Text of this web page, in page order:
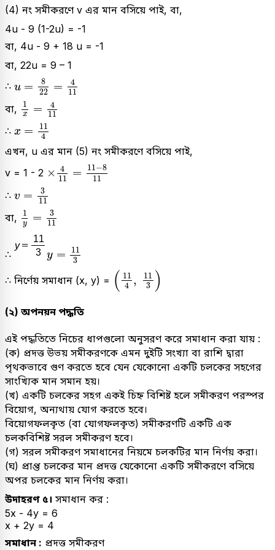
(4) নং সমীকরণে v এর মান বসিয়ে পাই, বা,
4u - 9 (1-2u) = -1
বা, 4u - 9 + 18 u = -1
বা, 22u = 9 – 1
∴ u =
8
22
=
4
11
22 11
বা, 1
x =
4
11
1x 11
∴ x =
11
4
4
এখন, u এর মান (5) নং সমীকরণে বসিয়ে পাই,
v = 1 - 2 × 4
11
= 11−8
11
411 -811
∴ v =
3
11
11
বা, 1
y =
3
11
1y 11
∴ y =
11
3
3
∴ নির্ণেয় সমাধান (x, y) = ( 11
4 ,
11
3 )
11 4, 113
(২) অপনয়ন পদ্ধতি
এই পদ্ধতিতে নিচের ধাপগুলো অনুসরণ করে সমাধান করা যায় :
(ক) প্রদত্ত উভয় সমীকরণকে এমন দুইটি সংখ্যা বা রাশি দ্বারা
পৃথকভাবে গুণ করতে হবে যেন যেকোনো একটি চলকের সহগের
সাংখ্যিক মান সমান হয়।
(খ) একটি চলকের সহগ একই চিহ্ন বিশিষ্ট হলে সমীকরণ পরস্পর
বিয়োগ, অন্যথায় যোগ করতে হবে।
বিয়োগফলকৃত (বা যোগফলকৃত) সমীকরণটি একটি এক
চলকবিশিষ্ট সরল সমীকরণ হবে।
(গ) সরল সমীকরণ সমাধানের নিয়মে চলকটির মান নির্ণয় করা।
(ঘ) প্রাপ্ত চলকের মান প্রদত্ত যেকোনো একটি সমীকরণে বসিয়ে
অপর চলকের মান নির্ণয় করা।
উদাহরণ ৫। সমাধান কর :
5x - 4y = 6
x + 2y = 4
সমাধান : প্রদত্ত সমীকরণ